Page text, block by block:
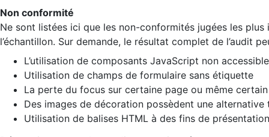
Non conformité
Ne sont listées ici que les non-conformités jugées les
l’échantillon. Sur demande, le résultat complet de l’audit
L’utilisation de composants JavaScript non
Utilisation de champs de formulaire sans étiquette
La perte du focus sur certaine page ou même
Des images de décoration possèdent une alternative
Utilisation de balises HTML à des fins de